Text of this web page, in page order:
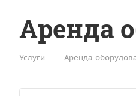
Аренда
Услуги — Аренда